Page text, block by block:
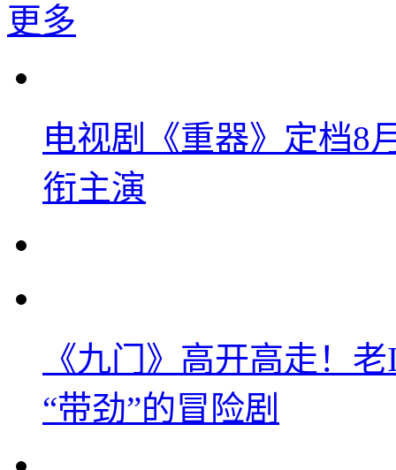
更多
电视剧《重器》定档8
衔主演
《九门》高开高走！
“带劲”的冒险剧